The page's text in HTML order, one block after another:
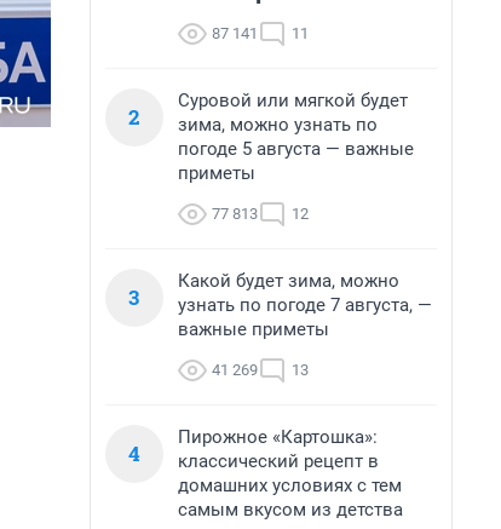
87 141 11
2
Суровой или мягкой будет
зима, можно узнать по
погоде 5 августа — важные
приметы
77 813 12
3
Какой будет зима, можно
узнать по погоде 7 августа, —
важные приметы
41 269 13
4
Пирожное «Картошка»:
классический рецепт в
домашних условиях с тем
самым вкусом из детства